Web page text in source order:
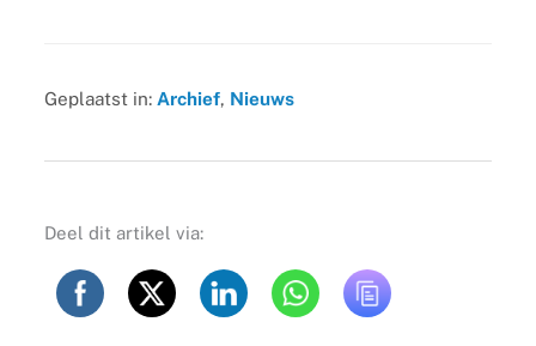
Geplaatst in: Archief, Nieuws
Deel dit artikel via: